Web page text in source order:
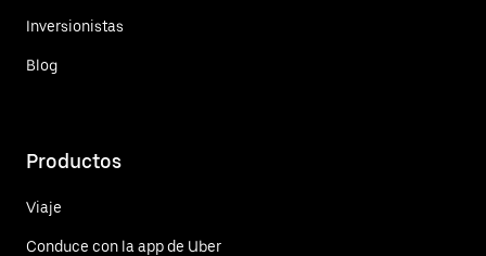
Inversionistas
Blog
Productos
Viaje
Conduce con la app de Uber